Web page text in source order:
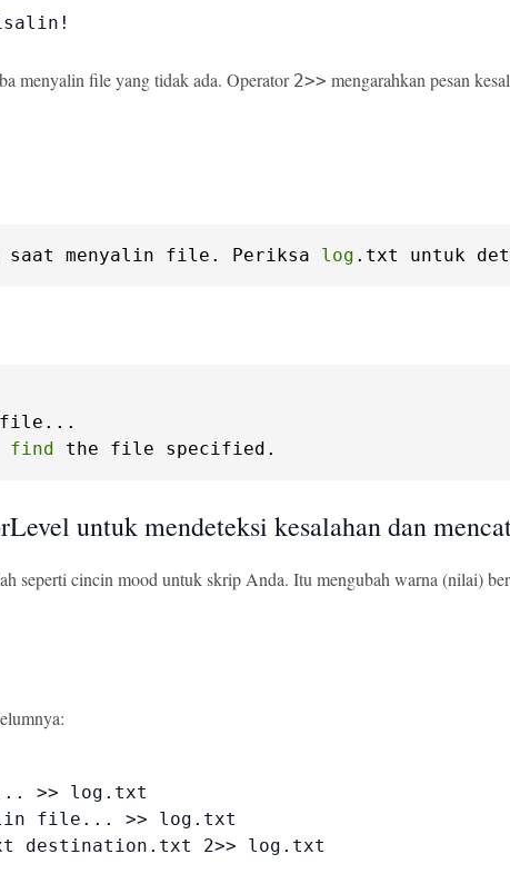
menyalin file yang tidak ada. Operator 2>> mengarahkan pesan
saat menyalin file. Periksa log .txt untuk
file...
find the file specified.
untuk mendeteksi kesalahan dan
seperti cincin mood untuk skrip Anda. Itu mengubah warna (nilai)
>> log.txt
file... >> log.txt
destination.txt 2>> log.txt